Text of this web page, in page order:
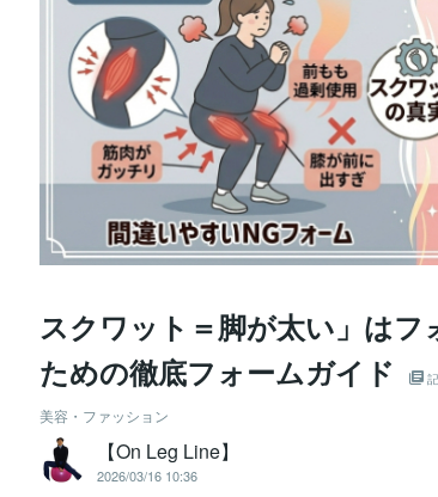
スクワット＝脚が太い」はフ
ための徹底フォームガイド
美容・ファッション
【On Leg Line】
2026/03/16 10:36